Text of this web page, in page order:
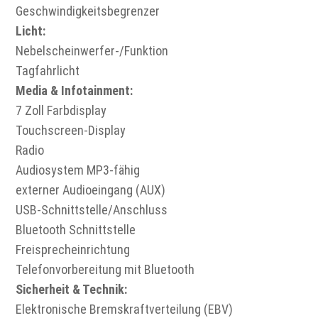
Geschwindigkeitsbegrenzer
Licht:
Nebelscheinwerfer-/Funktion
Tagfahrlicht
Media & Infotainment:
7 Zoll Farbdisplay
Touchscreen-Display
Radio
Audiosystem MP3-fähig
externer Audioeingang (AUX)
USB-Schnittstelle/Anschluss
Bluetooth Schnittstelle
Freisprecheinrichtung
Telefonvorbereitung mit Bluetooth
Sicherheit & Technik:
Elektronische Bremskraftverteilung (EBV)